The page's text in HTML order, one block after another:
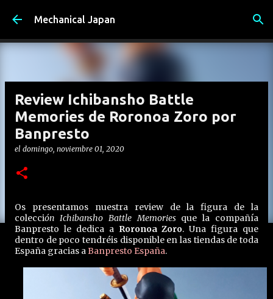
Ir al contenido principal
Mechanical Japan
Review Ichibansho Battle
Memories de Roronoa Zoro por
Banpresto
el domingo, noviembre 01, 2020
Os presentamos nuestra review de la figura de la
colección Ichibansho Battle Memoriesque la compañía
Banpresto le dedica a Roronoa Zoro. Una figura que
dentro de poco tendréis disponible en las tiendas de toda
España gracias aBanpresto España.